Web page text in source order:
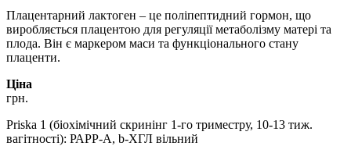
Плацентарний лактоген – це поліпептидний гормон, що
виробляється плацентою для регуляції метаболізму матері та
плода. Він є маркером маси та функціонального стану
плаценти.
Ціна
грн.
Priska 1 (біохімічний скринінг 1-го триместру, 10-13 тиж.
вагітності): РАРР-А, b-ХГЛ вільний